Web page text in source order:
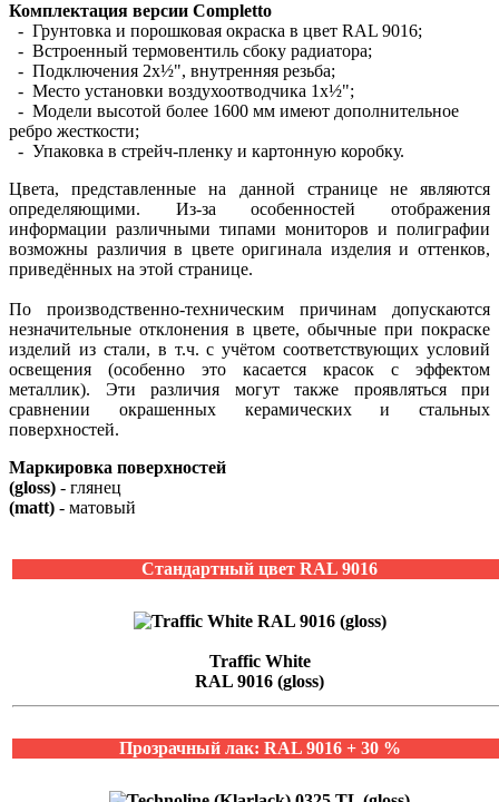
Комплектация версии Completto
- Грунтовка и порошковая окраска в цвет RAL 9016;
- Встроенный термовентиль сбоку радиатора;
- Подключения 2х½", внутренняя резьба;
- Место установки воздухоотводчика 1х½";
- Модели высотой более 1600 мм имеют дополнительное
ребро жесткости;
- Упаковка в стрейч-пленку и картонную коробку.
Цвета, представленные на данной странице не являются
определяющими. Из-за особенностей отображения
информации различными типами мониторов и полиграфии
возможны различия в цвете оригинала изделия и оттенков,
приведённых на этой странице.
По производственно-техническим причинам допускаются
незначительные отклонения в цвете, обычные при покраске
изделий из стали, в т.ч. с учётом соответствующих условий
освещения (особенно это касается красок с эффектом
металлик). Эти различия могут также проявляться при
сравнении окрашенных керамических и стальных
поверхностей.
Маркировка поверхностей
(gloss) - глянец
(matt) - матовый
Стандартный цвет RAL 9016
Traffic White
RAL 9016 (gloss)
Прозрачный лак: RAL 9016 + 30 %